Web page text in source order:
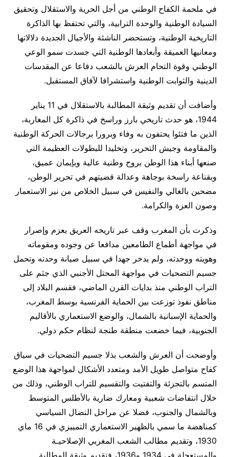
في ملحمة الكفاح الوطني من أجل الحرية والاستقلال وتحقيق
السيادة الوطنية والوحدة الترابية، والتي تحتفظ بها الذاكرة
التاريخية الوطنية، وتستحضر الناشئة والأجيال الجديدة دلالاتها
ومعانيها العميقة وأبعادها الوطنية التي جسدت سمو الوعي
الوطني وقوة التحام العرش بالشعب دفاعا عن المقدسات
الدينية والثوابت الوطنية واستشرافا لآفاق المستقبل.
وأضافت أن تقديم وثيقة المطالبة بالاستقلال في 11 يناير
1944، هو حدث تاريخي بارز وراسخ في ذاكرة كل المغاربة،
الذين ما فتئوا يحتفون به وفاء وبرورا برجالات الحركة الوطنية
والمقاومة وجيش التحرير، وتخليدا للبطولات العظيمة التي
صنعها أبناء هذا الوطن بروح وطنية عالية وبإيمان عميق،
وبقناعة راسخة بوجاهة وعدالة قضيتهم في تحرير الوطن،
مضحين بالغالي والنفيس في سبيل الخلاص من نير الاستعمار
وصون العزة والكرامة.
وذكرت بأن المغرب وقف عبر تاريخه العريق بعزم وإصرار
في مواجهة أطماع الطامعين مدافعا عن وجوده ومقوماته
وهويته ووحدته، ولم يدخر جهدا في سبيل صيانة وحدته وتحمل
جسيم التضحيات في مواجهة المحتل الأجنبي الذي جثم على
التراب الوطني منذ بدايات القرن الماضي، فقسم البلاد إلى
مناطق نفوذ توزعت بين الحماية الفرنسية بوسط المغرب،
والحماية الإسبانية بالشمال، والوضع الاستعماري بالأقاليم
الجنوبية، فيما خضعت منطقة طنجة لنظام حكم دولي.
وأوضحت أن العرش والشعب بذلا جسيم التضحيات في سياق
كفاح متواصل طويل الأمد ومتعدد الأشكال لمواجهة هذا الوضع
المتسم بالتجزئة والتفتيت والتقسيم للتراب الوطني، وذلك من
خلال انتفاضات شعبية ومعارك ضارية بالأطلس المتوسط
وبالشمال والجنوب، فضلا عن مراحل النضال السياسي
كمناهضة ما سمي بالظهير الاستعماري التمييزي في 16 ماي
1930، وتقديم مطالب الشعب المغربي الإصلاحيـة
والمستعجلة في 1934 و1936، فتقديم وثيقة المطالبة